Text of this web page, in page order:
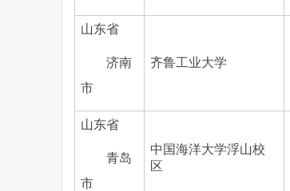
山东省
济南
市
齐鲁工业大学
山东省
青岛
市
中国海洋大学浮山校
区